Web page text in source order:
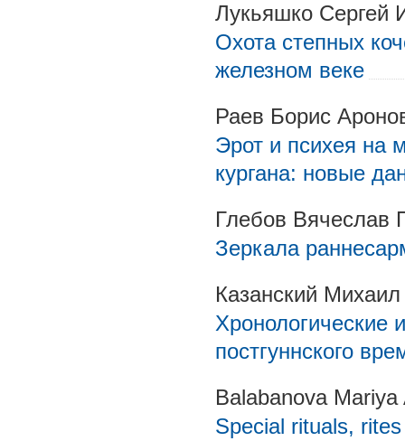
Лукьяшко Сергей
Охота степных
железном веке
Раев Борис
Эрот и психея на
кургана: новые
Глебов Вячеслав
Зеркала
Казанский
Хронологические
постгуннского
Balabanova
Special rituals,